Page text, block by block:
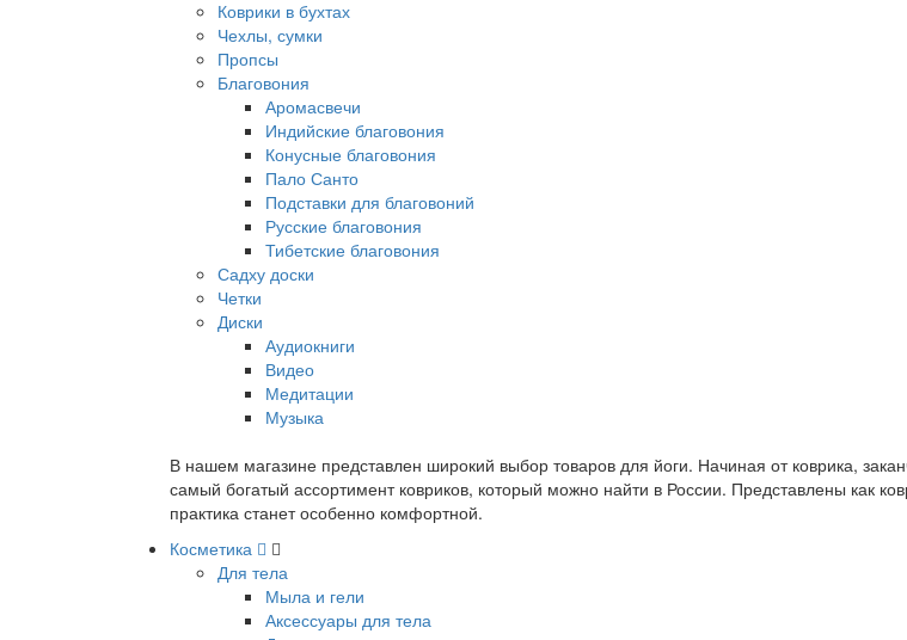
Коврики в бухтах
Чехлы, сумки
Пропсы
Благовония
Аромасвечи
Индийские благовония
Конусные благовония
Пало Санто
Подставки для благовоний
Русские благовония
Тибетские благовония
Садху доски
Четки
Диски
Аудиокниги
Видео
Медитации
Музыка
В нашем магазине представлен широкий выбор товаров для йоги. Начиная от коврика,
самый богатый ассортимент ковриков, который можно найти в России. Представлены как
практика станет особенно комфортной.
Косметика
Для тела
Мыла и гели
Аксессуары для тела